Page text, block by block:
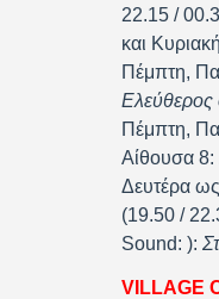
22.15 /
και
Πέμπτη,
Ελεύθερος
Πέμπτη,
Αίθουσα 8:
Δευτέρα
(19.50 /
Sound: ):
VILLAGE